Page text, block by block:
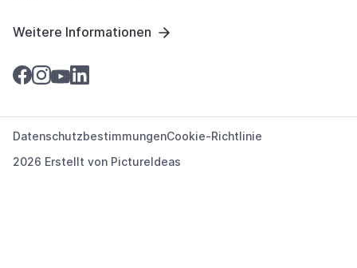
Weitere Informationen
2026 Erstellt von PictureIdeas
DatenschutzbestimmungenCookie-Richtlinie